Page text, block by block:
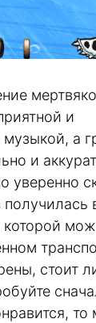
и
а
и
получилась
стоит